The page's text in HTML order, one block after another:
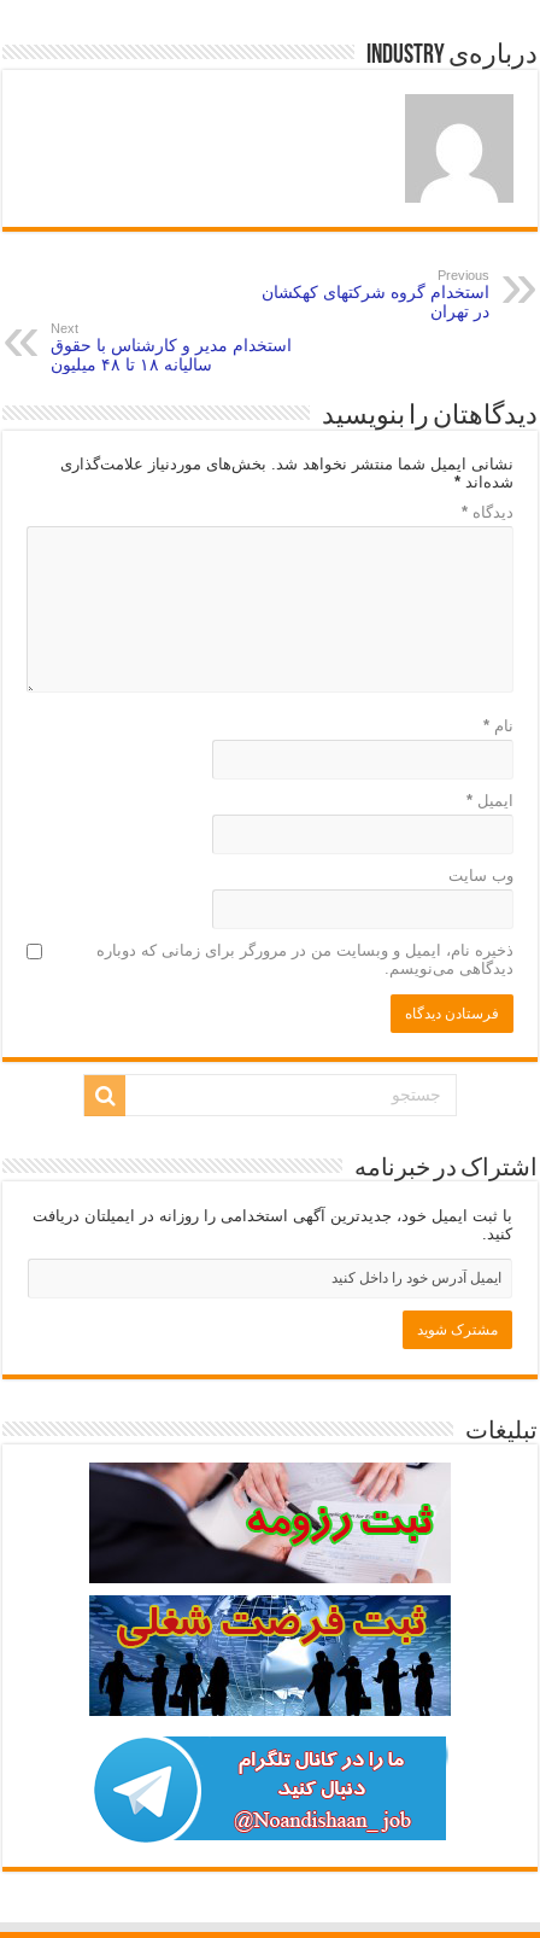
درباره‌ی industry
Previous
استخدام گروه شرکتهای کهکشان
در تهران
Next
استخدام مدیر و کارشناس با حقوق
سالیانه ۱۸ تا ۴۸ میلیون
دیدگاهتان را بنویسید
نشانی ایمیل شما منتشر نخواهد شد.
بخش‌های موردنیاز علامت‌گذاری
شده‌اند*
دیدگاه*
نام*
ایمیل*
وب‌ سایت
ذخیره نام، ایمیل و وبسایت من در مرورگر برای زمانی که دوباره
دیدگاهی می‌نویسم.
اشتراک در خبرنامه
با ثبت ایمیل خود، جدیدترین آگهی استخدامی را روزانه در ایمیلتان دریافت
کنید.
تبلیغات